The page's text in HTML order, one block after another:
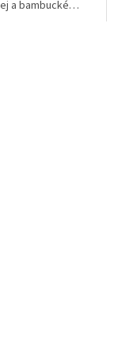
a bambucké